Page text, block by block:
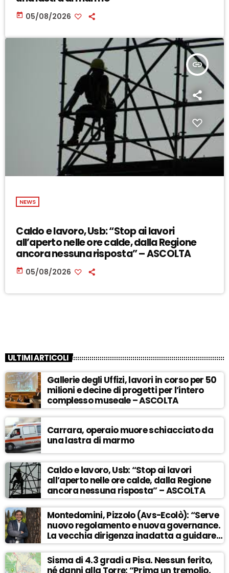
today 05/08/2026
insert_link
NEWS
Caldo e lavoro, Usb: “Stop ai lavori
all’aperto nelle ore calde, dalla Regione
ancora nessuna risposta” – ASCOLTA
today 05/08/2026
ULTIMI ARTICOLI
Gallerie degli Uffizi, lavori in corso per 50
milioni e decine di progetti per l’intero
complesso museale – ASCOLTA
Carrara, operaio muore schiacciato da
una lastra di marmo
Caldo e lavoro, Usb: “Stop ai lavori
all’aperto nelle ore calde, dalla Regione
ancora nessuna risposta” – ASCOLTA
Montedomini, Pizzolo (Avs-Ecolò): “Serve
nuovo regolamento e nuova governance.
La vecchia dirigenza inadatta a guidare
la svolta” – ASCOLTA
Sisma di 4.3 gradi a Pisa. Nessun ferito,
né danni alla Torre: “Prima un tremolio,